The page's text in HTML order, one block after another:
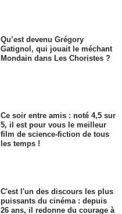
Qu’est devenu Grégory
Gatignol, qui jouait le méchant
Mondain dans Les Choristes ?
Ce soir entre amis : noté 4,5 sur
5, il est pour vous le meilleur
film de science-fiction de tous
les temps !
C'est l'un des discours les plus
puissants du cinéma : depuis
26 ans, il redonne du courage à